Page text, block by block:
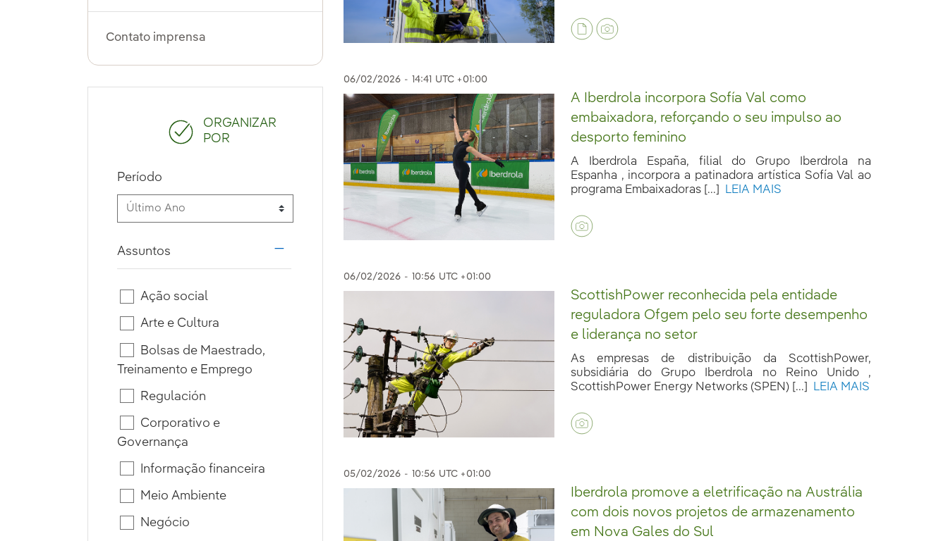
Contato imprensa
ORGANIZAR
POR
Período
Assuntos
Ação social
Arte e Cultura
Bolsas de Maestrado,
Treinamento e Emprego
Regulación
Corporativo e
Governança
Informação financeira
Meio Ambiente
Negócio
06/02/2026 - 14:41 UTC +01:00
A Iberdrola incorpora Sofía Val como
embaixadora, reforçando o seu impulso ao
desporto feminino
A Iberdrola España, filial do Grupo Iberdrola na
Espanha , incorpora a patinadora artística Sofía Val ao
programa Embaixadoras [...]
LEIA MAIS
06/02/2026 - 10:56 UTC +01:00
ScottishPower reconhecida pela entidade
reguladora Ofgem pelo seu forte desempenho
e liderança no setor
As empresas de distribuição da ScottishPower,
subsidiária do Grupo Iberdrola no Reino Unido ,
ScottishPower Energy Networks (SPEN) [...]
LEIA MAIS
05/02/2026 - 10:56 UTC +01:00
Iberdrola promove a eletrificação na Austrália
com dois novos projetos de armazenamento
em Nova Gales do Sul